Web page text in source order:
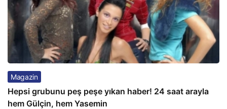
Magazin
Hepsi grubunu peş peşe yıkan haber! 24 saat arayla
hem Gülçin, hem Yasemin